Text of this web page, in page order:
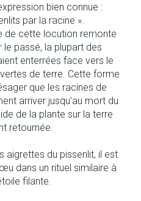
bien connue :
par la racine ».
de cette locution remonte
passé, la plupart des
enterrées face vers le
de terre. Cette forme
que les racines de
arriver jusqu’au mort du
de la plante sur la terre
retournée.
aigrettes du pissenlit, il est
dans un rituel similaire à
filante.